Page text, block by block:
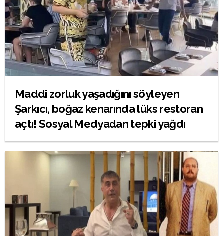
Maddi zorluk yaşadığını söyleyen
Şarkıcı, boğaz kenarında lüks restoran
açtı! Sosyal Medyadan tepki yağdı